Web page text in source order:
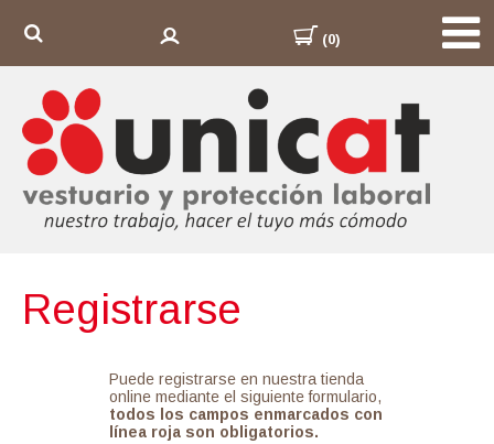
(0)
Registrarse
Puede registrarse en nuestra tienda
online mediante el siguiente formulario,
todos los campos enmarcados con
línea roja son obligatorios.